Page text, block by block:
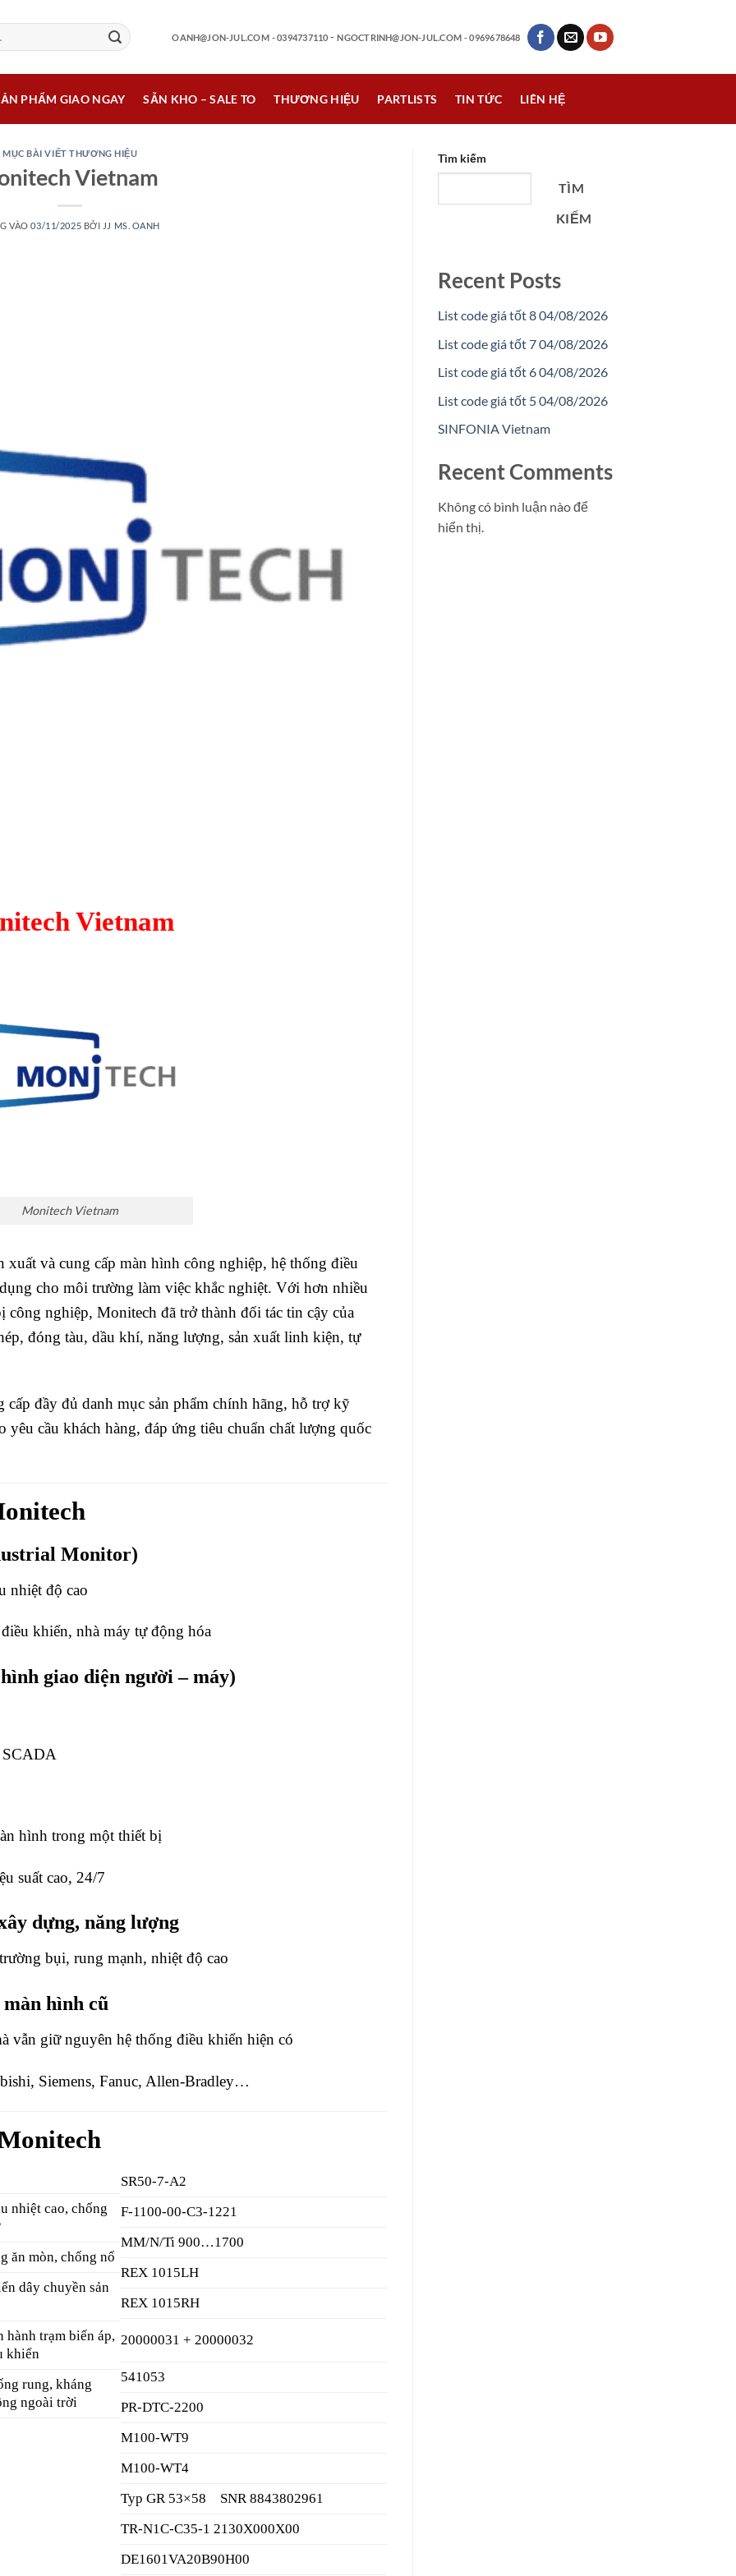
OANH@JON-JUL.COM - 0394737110 -NGOCTRINH@JON-JUL.COM - 0969678648
PHẨM GIAO NGAY SẴN KHO – SALE TO THƯƠNG HIỆU PARTLISTS TIN TỨC LIÊN HỆ
MỤC BÀI VIẾT THƯƠNG HIỆU
Vietnam
VÀO03/11/2025 BỞI JJ MS. OANH
Vietnam
Monitech Vietnam
và cung cấp màn hình công nghiệp, hệ thống điều
cho môi trường làm việc khắc nghiệt. Với hơn nhiều
nghiệp, Monitech đã trở thành đối tác tin cậy của
đóng tàu, dầu khí, năng lượng, sản xuất linh kiện, tự
cấp đầy đủ danh mục sản phẩm chính hãng, hỗ trợ kỹ
yêu cầu khách hàng, đáp ứng tiêu chuẩn chất lượng quốc
Monitor)
nhiệt độ cao
khiển, nhà máy tự động hóa
giao diện người – máy)
SCADA
hình trong một thiết bị
suất cao, 24/7
dựng, năng lượng
bụi, rung mạnh, nhiệt độ cao
hình cũ
vẫn giữ nguyên hệ thống điều khiển hiện có
Siemens, Fanuc, Allen-Bradley…
nhiệt cao, chống
ăn mòn, chống nổ
dây chuyền sản
hành trạm biến áp,
khiển
rung, kháng
ngoài trời
SR50-7-A2
F-1100-00-C3-1221
MM/N/Ti 900…1700
REX 1015LH
REX 1015RH
20000031 + 20000032
541053
PR-DTC-2200
M100-WT9
M100-WT4
Typ GR 53×58 SNR 8843802961
TR-N1C-C35-1 2130X000X00
DE1601VA20B90H00
Tìm kiếm
TÌM
KIẾM
Recent Posts
List code giá tốt 8 04/08/2026
List code giá tốt 7 04/08/2026
List code giá tốt 6 04/08/2026
List code giá tốt 5 04/08/2026
SINFONIA Vietnam
Recent Comments
Không có bình luận nào để
hiển thị.